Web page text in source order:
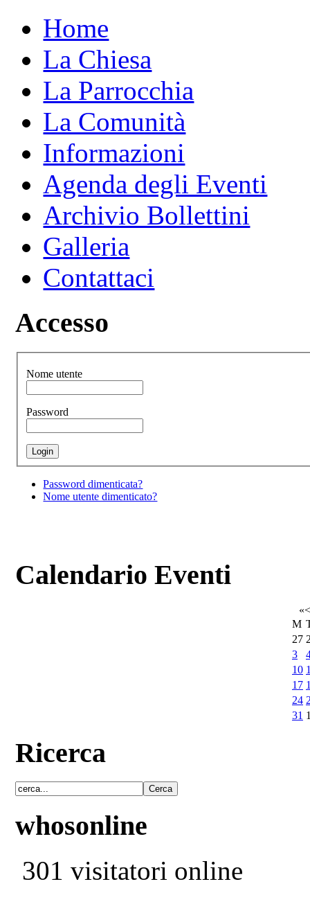
Home
La Chiesa
La Parrocchia
La Comunità
Informazioni
Agenda degli Eventi
Archivio Bollettini
Galleria
Contattaci
Accesso
Nome utente
Password
Password dimenticata?
Nome utente dimenticato?
Calendario Eventi
«<
M
27
3
10
17
24
31
Ricerca
whosonline
301 visitatori online